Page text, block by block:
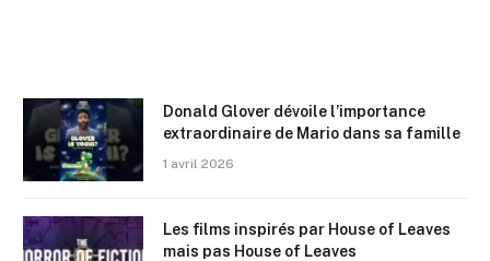
Donald Glover dévoile l’importance
extraordinaire de Mario dans sa famille
1 avril 2026
Les films inspirés par House of Leaves
mais pas House of Leaves